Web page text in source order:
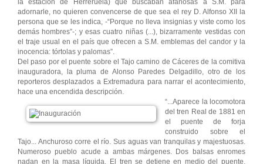
la estación de Herreruela) que buscaban afanosas a S.M. para
adornarle, no quieren convencerse de que sea el rey D. Alfonso XII la
persona que se les indica, -“Porque no lleva insignias y viste como los
demás hombres”-; y esas cuatro niñas (...), bizarramente vestidas con
el traje usual en el país que ofrecen a S.M. emblemas del candor y la
inocencia: tórtolas y palomas”.
Del paso por el puente sobre el Tajo camino de Cáceres de la comitiva
inauguradora, la pluma de Alonso Paredes Delgadillo, otro de los
reporteros desplazados a Extremadura para narrar el acontecimiento,
hace una encendida descripción.
“...Aparece la locomotora
del tren Real de 1881 en
el puente de forja
construido sobre el
Tajo... Anchuroso corre el río. Sus aguas van tranquilas y majestuosas.
Numeroso pueblo acude a ambas márgenes. Dos balsas enromes
nadan en la masa líquida. El tren se detiene en medio del puente.